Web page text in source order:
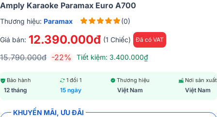
Amply Karaoke Paramax Euro A700
Thương hiệu: Paramax (0)
Giá bán: 12.390.000đ (1 Chiếc) Đã có VAT
15.790.000đ -22% Tiết kiệm: 3.400.000₫
Bảo hành
12 tháng
1 đổi 1
15 ngày
Thương hiệu
Việt Nam
Nơi sản xuất
Việt Nam
KHUYẾN MÃI, ƯU ĐÃI